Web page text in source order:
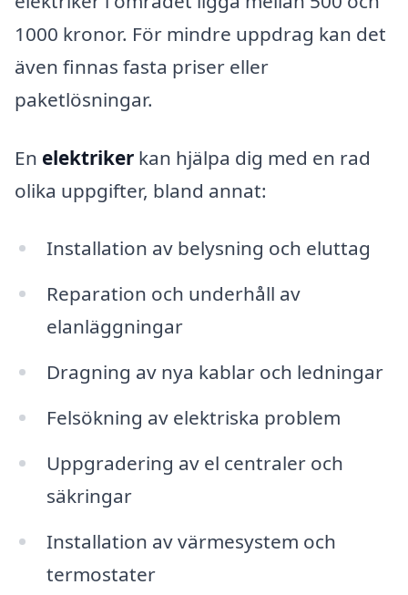
1000 kronor. För mindre uppdrag kan det
även finnas fasta priser eller
paketlösningar.
En elektriker kan hjälpa dig med en rad
olika uppgifter, bland annat:
Installation av belysning och eluttag
Reparation och underhåll av
elanläggningar
Dragning av nya kablar och ledningar
Felsökning av elektriska problem
Uppgradering av el centraler och
säkringar
Installation av värmesystem och
termostater